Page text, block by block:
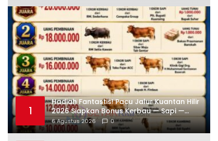
1
Hadiah Fantastis! Pacu Jalur Kuantan Hilir
2026 Siapkan Bonus Kerbau — Sapi —
Kambing dan Puluhan Juta Rupiah
6 Agustus 2026 0